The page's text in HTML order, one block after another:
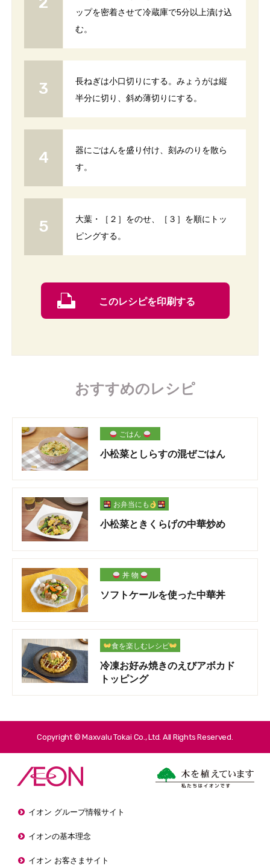
ップを密着させて冷蔵庫で5分以上漬け込
む。
長ねぎは小口切りにする。みょうがは縦
半分に切り、斜め薄切りにする。
器にごはんを盛り付け、刻みのりを散ら
す。
大葉・［２］をのせ、［３］を順にトッ
ピングする。
このレシピを印刷する
おすすめのレシピ
ごはん
小松菜としらすの混ぜごはん
お弁当にも
小松菜ときくらげの中華炒め
丼 物
ソフトケールを使った中華丼
食を楽しむレシピ
冷凍お好み焼きのえびアボカド
トッピング
Copyright © Maxvalu Tokai Co., Ltd. All Rights Reserved.
イオン グループ情報サイト
イオンの基本理念
イオン お客さまサイト